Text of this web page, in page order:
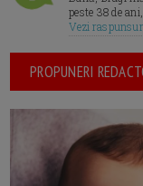
peste 38 de
Vezi
PROPUNERI